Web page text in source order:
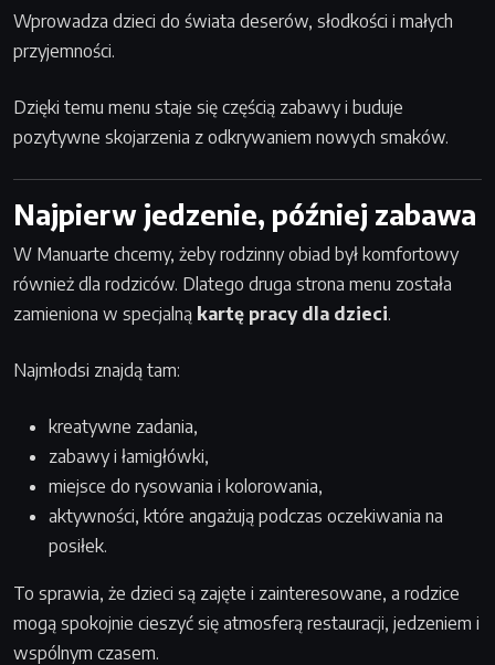
Wprowadza dzieci do świata deserów, słodkości i małych
przyjemności.
Dzięki temu menu staje się częścią zabawy i buduje
pozytywne skojarzenia z odkrywaniem nowych smaków.
Najpierw jedzenie, później zabawa
W Manuarte chcemy, żeby rodzinny obiad był komfortowy
również dla rodziców. Dlatego druga strona menu została
zamieniona w specjalną kartę pracy dla dzieci.
Najmłodsi znajdą tam:
kreatywne zadania,
zabawy i łamigłówki,
miejsce do rysowania i kolorowania,
aktywności, które angażują podczas oczekiwania na
posiłek.
To sprawia, że dzieci są zajęte i zainteresowane, a rodzice
mogą spokojnie cieszyć się atmosferą restauracji, jedzeniem i
wspólnym czasem.